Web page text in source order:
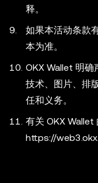
释。
如果本活动条款
本为准。
OKX Wallet 明
技术、图片、排
任和义务。
有关 OKX Wallet
https://